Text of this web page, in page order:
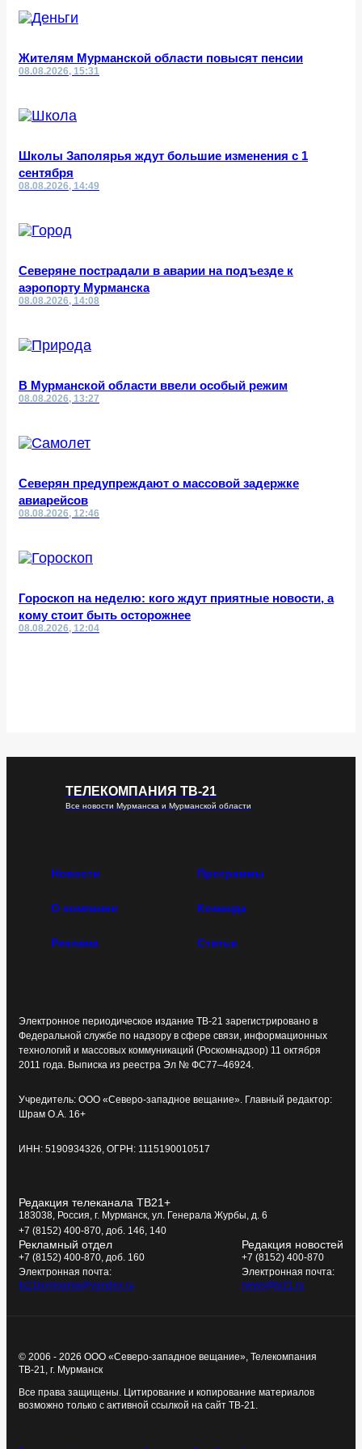
Жителям Мурманской области повысят пенсии
08.08.2026, 15:31
Школы Заполярья ждут большие изменения с 1
сентября
08.08.2026, 14:49
Северяне пострадали в аварии на подъезде к
аэропорту Мурманска
08.08.2026, 14:08
В Мурманской области ввели особый режим
08.08.2026, 13:27
Северян предупреждают о массовой задержке
авиарейсов
08.08.2026, 12:46
Гороскоп на неделю: кого ждут приятные новости, а
кому стоит быть осторожнее
08.08.2026, 12:04
ТЕЛЕКОМПАНИЯ ТВ-21
Все новости Мурманска и Мурманской области
Новости Программы
О компании Команда
Реклама Статьи
Электронное периодическое издание ТВ-21 зарегистрировано в
Федеральной службе по надзору в сфере связи, информационных
технологий и массовых коммуникаций (Роскомнадзор) 11 октября
2011 года. Выписка из реестра Эл № ФС77–46924.
Учредитель: ООО «Северо-западное вещание». Главный редактор:
Шрам О.А. 16+
ИНН: 5190934326, ОГРН: 1115190010517
Редакция телеканала ТВ21+
183038, Россия, г. Мурманск, ул. Генерала Журбы, д. 6
+7 (8152) 400-870, доб. 146, 140
Рекламный отдел
+7 (8152) 400-870, доб. 160
Электронная почта:
tv21kompania@yandex.ru
Редакция новостей
+7 (8152) 400-870
Электронная почта:
news@tv21.ru
© 2006 - 2026 ООО «Северо-западное вещание», Телекомпания
ТВ-21, г. Мурманск
Все права защищены. Цитирование и копирование материалов
возможно только с активной ссылкой на сайт ТВ-21.